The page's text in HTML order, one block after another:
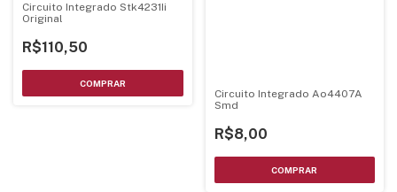
Circuito Integrado Stk4231Ii
Original
R$110,50
Circuito Integrado Ao4407A
Smd
R$8,00